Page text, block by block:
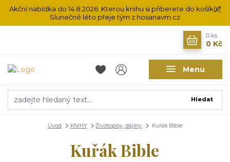
Akční nabídka do 14.8.2026. Kterou knihu si přiberete do košíku?
Slunečné léto přeje tým z hosanavm.cz
Menu
Hledat
0 ks
0 Kč
Úvod KNIHY Životopisy, dějiny Kuřák Bible
Kuřák Bible